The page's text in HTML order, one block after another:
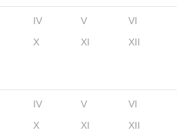
IV V
VI
X XI XII
IV V
VI
X XI XII